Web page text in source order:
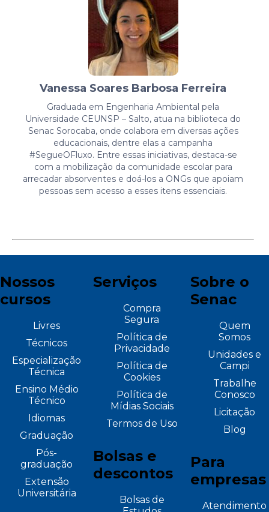
Vanessa Soares Barbosa Ferreira
Graduada em Engenharia Ambiental pela
Universidade CEUNSP – Salto, atua na biblioteca do
Senac Sorocaba, onde colabora em diversas ações
educacionais, dentre elas a campanha
#SegueOFluxo. Entre essas iniciativas, destaca-se
com a mobilização da comunidade escolar para
arrecadar absorventes e doá-los a ONGs que apoiam
pessoas sem acesso a esses itens essenciais.
Nossos
cursos
Livres
Técnicos
Especialização
Técnica
Ensino Médio
Técnico
Idiomas
Graduação
Pós-
graduação
Extensão
Universitária
Serviços
Compra
Segura
Política de
Privacidade
Política de
Cookies
Política de
Mídias Sociais
Termos de Uso
Bolsas e
descontos
Bolsas de
Sobre o
Senac
Quem
Somos
Unidades e
Campi
Trabalhe
Conosco
Licitação
Blog
Para
empresas
Atendimento